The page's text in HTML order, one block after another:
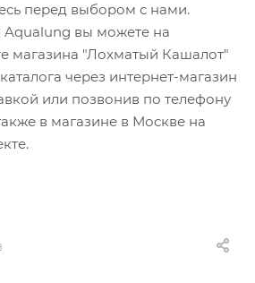
перед выбором с нами.
Aqualung вы можете на
магазина "Лохматый Кашалот"
через интернет-магазин
или позвонив по телефону
в магазине в Москве на